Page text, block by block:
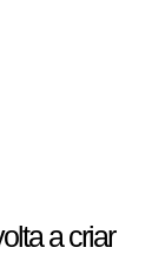
a criar